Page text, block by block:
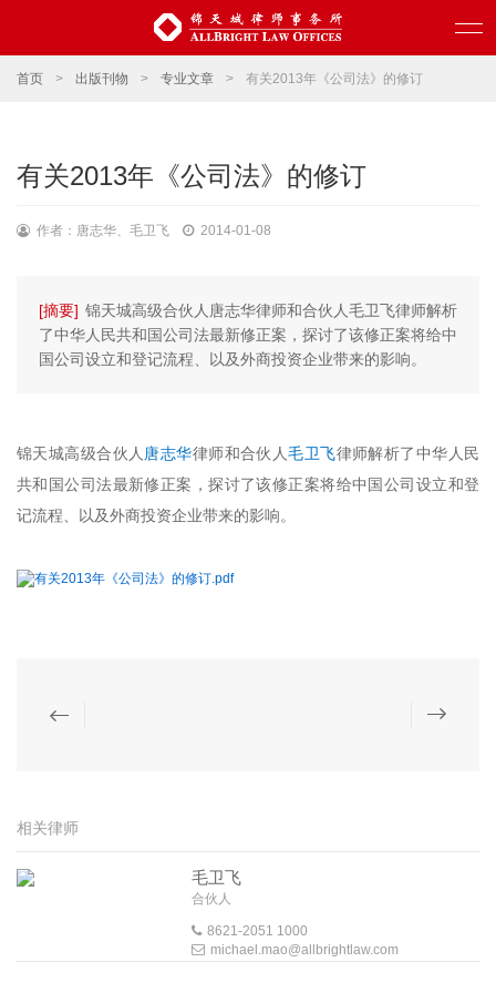
首页 > 出版刊物 > 专业文章 > 有关2013年《公司法》的修订
有关2013年《公司法》的修订
作者：唐志华、毛卫飞 2014-01-08
[摘要] 锦天城高级合伙人唐志华律师和合伙人毛卫飞律师解析
了中华人民共和国公司法最新修正案，探讨了该修正案将给中
国公司设立和登记流程、以及外商投资企业带来的影响。
锦天城高级合伙人 唐志华律师和合伙人毛卫飞律师解析了中华人民
共和国公司法最新修正案，探讨了该修正案将给中国公司设立和登
记流程、以及外商投资企业带来的影响。
有关2013年《公司法》的修订.pdf
相关律师
毛卫飞
合伙人
8621-2051 1000
michael.mao@allbrightlaw.com